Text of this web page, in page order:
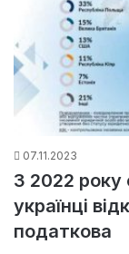
07.11.2023
З 2022 року
українці
податкова